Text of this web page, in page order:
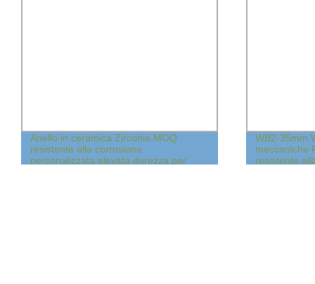
Anello in ceramica Zirconia MOQ
resistente alla corrosione
personalizzata elevata durezza per
WB2-35mm
meccaniche
resistente